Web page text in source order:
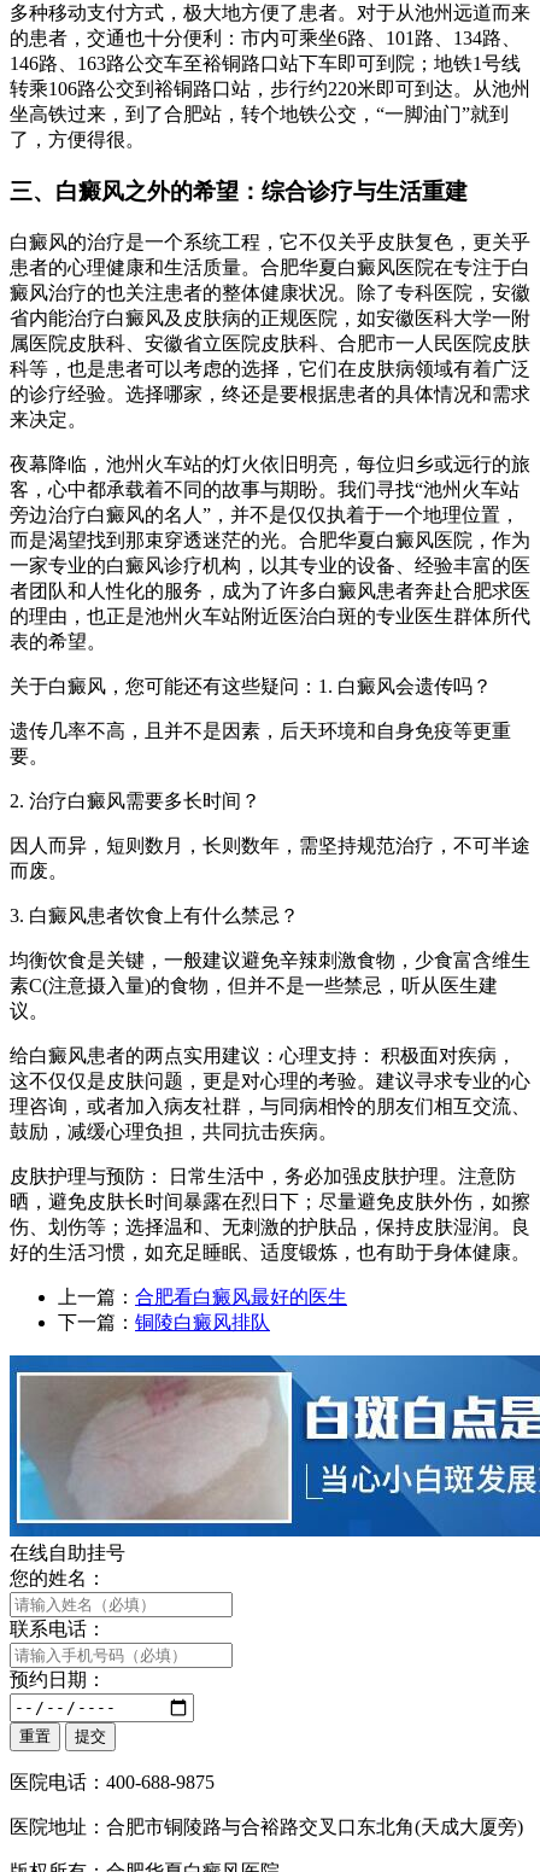
多种移动支付方式，极大地方便了患者。对于从池州远道而来
的患者，交通也十分便利：市内可乘坐6路、101路、134路、
146路、163路公交车至裕铜路口站下车即可到院；地铁1号线
转乘106路公交到裕铜路口站，步行约220米即可到达。从池州
坐高铁过来，到了合肥站，转个地铁公交，“一脚油门”就到
了，方便得很。
三、白癜风之外的希望：综合诊疗与生活重建
白癜风的治疗是一个系统工程，它不仅关乎皮肤复色，更关乎
患者的心理健康和生活质量。合肥华夏白癜风医院在专注于白
癜风治疗的也关注患者的整体健康状况。除了专科医院，安徽
省内能治疗白癜风及皮肤病的正规医院，如安徽医科大学一附
属医院皮肤科、安徽省立医院皮肤科、合肥市一人民医院皮肤
科等，也是患者可以考虑的选择，它们在皮肤病领域有着广泛
的诊疗经验。选择哪家，终还是要根据患者的具体情况和需求
来决定。
夜幕降临，池州火车站的灯火依旧明亮，每位归乡或远行的旅
客，心中都承载着不同的故事与期盼。我们寻找“池州火车站
旁边治疗白癜风的名人”，并不是仅仅执着于一个地理位置，
而是渴望找到那束穿透迷茫的光。合肥华夏白癜风医院，作为
一家专业的白癜风诊疗机构，以其专业的设备、经验丰富的医
者团队和人性化的服务，成为了许多白癜风患者奔赴合肥求医
的理由，也正是池州火车站附近医治白斑的专业医生群体所代
表的希望。
关于白癜风，您可能还有这些疑问：1. 白癜风会遗传吗？
遗传几率不高，且并不是因素，后天环境和自身免疫等更重
要。
2. 治疗白癜风需要多长时间？
因人而异，短则数月，长则数年，需坚持规范治疗，不可半途
而废。
3. 白癜风患者饮食上有什么禁忌？
均衡饮食是关键，一般建议避免辛辣刺激食物，少食富含维生
素C(注意摄入量)的食物，但并不是一些禁忌，听从医生建
议。
给白癜风患者的两点实用建议：心理支持： 积极面对疾病，
这不仅仅是皮肤问题，更是对心理的考验。建议寻求专业的心
理咨询，或者加入病友社群，与同病相怜的朋友们相互交流、
鼓励，减缓心理负担，共同抗击疾病。
皮肤护理与预防： 日常生活中，务必加强皮肤护理。注意防
晒，避免皮肤长时间暴露在烈日下；尽量避免皮肤外伤，如擦
伤、划伤等；选择温和、无刺激的护肤品，保持皮肤湿润。良
好的生活习惯，如充足睡眠、适度锻炼，也有助于身体健康。
上一篇： 合肥看白癜风最好的医生
下一篇： 铜陵白癜风排队
在线自助挂号
您的姓名：
联系电话：
预约日期：
医院电话：400-688-9875
医院地址：合肥市铜陵路与合裕路交叉口东北角(天成大厦旁)